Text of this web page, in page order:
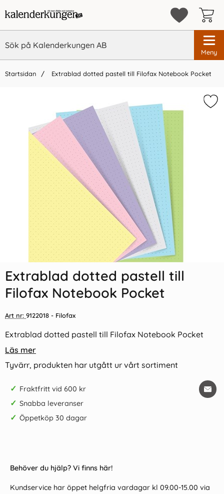
Meny
Startsidan Extrablad dotted pastell till Filofax Notebook Pocket
Extrablad dotted pastell till
Filofax Notebook Pocket
Art nr: 9122018 - Filofax
Extrablad dotted pastell till Filofax Notebook Pocket
Läs mer
Tyvärr, produkten har utgått ur vårt sortiment
✓ Fraktfritt vid 600 kr
✓ Snabba leveranser
✓ Öppetköp 30 dagar
Behöver du hjälp? Vi finns här!
Kundservice har öppet helgfria vardagar kl 09.00-15.00 via